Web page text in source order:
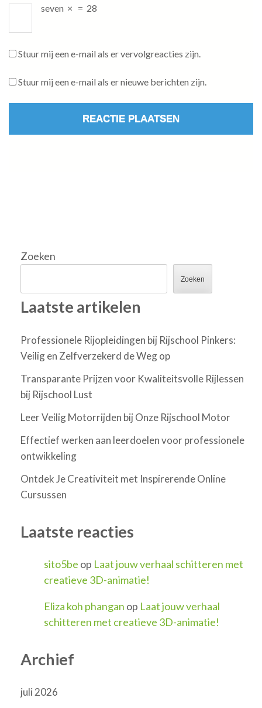
seven × = 28
Stuur mij een e-mail als er vervolgreacties zijn.
Stuur mij een e-mail als er nieuwe berichten zijn.
Zoeken
Zoeken
Laatste artikelen
Professionele Rijopleidingen bij Rijschool Pinkers:
Veilig en Zelfverzekerd de Weg op
Transparante Prijzen voor Kwaliteitsvolle Rijlessen
bij Rijschool Lust
Leer Veilig Motorrijden bij Onze Rijschool Motor
Effectief werken aan leerdoelen voor professionele
ontwikkeling
Ontdek Je Creativiteit met Inspirerende Online
Cursussen
Laatste reacties
sito5be op Laat jouw verhaal schitteren met
creatieve 3D-animatie!
Eliza koh phangan op Laat jouw verhaal
schitteren met creatieve 3D-animatie!
Archief
juli 2026